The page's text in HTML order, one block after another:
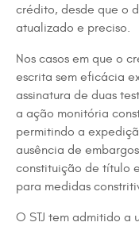
crédito, desde que o
atualizado e preciso.
Nos casos em que o
escrita sem eficácia
assinatura de duas
a ação monitória
permitindo a
ausência de
constituição de título
para medidas
O STJ tem admitido a